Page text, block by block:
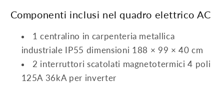
Componenti inclusi nel quadro elettrico AC
1 centralino in carpenteria metallica
industriale IP55 dimensioni 188 × 99 × 40 cm
2 interruttori scatolati magnetotermici 4 poli
125A 36kA per inverter